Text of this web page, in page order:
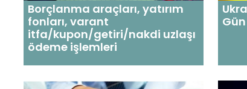
Borçlanma araçları, yatırım
fonları, varant
itfa/kupon/getiri/nakdi uzlaşı
ödeme işlemleri